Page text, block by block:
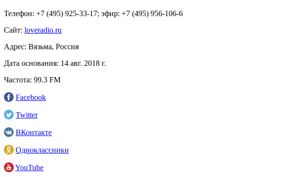
Телефон: +7 (495) 925-33-17; эфир: +7 (495) 956-106-6
Сайт: loveradio.ru
Адрес: Вязьма, Россия
Дата основания: 14 авг. 2018 г.
Частота: 99.3 FM
Facebook
Twitter
ВКонтакте
Одноклассники
YouTube